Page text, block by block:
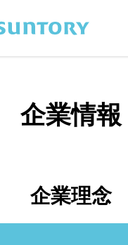
企業情報
企業理念